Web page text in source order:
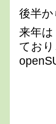
後半
来年
てお